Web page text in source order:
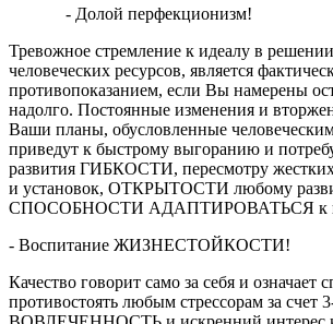
- Долой перфекционизм!
Тревожное стремление к идеалу в
человеческих ресурсов, является
противопоказанием, если Вы намерены
надолго. Постоянные изменения и
Ваши планы, обусловленные
приведут к быстрому выгоранию и
развития ГИБКОСТИ, пересмотру
и установок, ОТКРЫТОСТИ любому
СПОСОБНОСТИ АДАПТИРОВАТЬСЯ к
- Воспитание ЖИЗНЕСТОЙКОСТИ!
Качество говорит само за себя и означает
противостоять любым стрессорам за счет